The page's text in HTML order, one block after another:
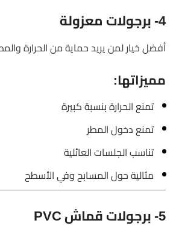
4- برجولات معزولة
أفضل خيار لمن يريد حماية من الحرارة
مميزاتها:
تمنع الحرارة بنسبة كبيرة
تمنع دخول المطر
تناسب الجلسات العائلية
مثالية حول المسابح وفي الأسطح
5- برجولات قماش PVC